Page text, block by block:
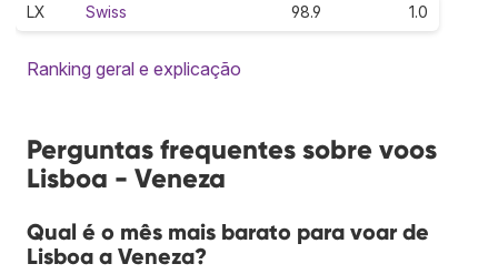
LX Swiss 98.9 1.0
Ranking geral e explicação
Perguntas frequentes sobre voos
Lisboa - Veneza
Qual é o mês mais barato para voar de
Lisboa a Veneza?